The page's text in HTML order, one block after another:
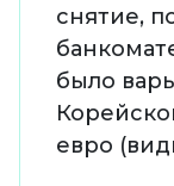
снятие,
было
евро